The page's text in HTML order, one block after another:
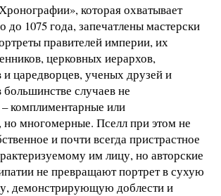
которая охватывает
до 1075 года, запечатлены мастерски
правителей империи, их
церковных иерархов,
и царедворцев, ученых друзей и
большинстве случаев не
комплиментарные или
но многомерные. Пселл при этом не
и почти всегда пристрастное
им лицу, но авторские
не превращают портрет в сухую
демонстрирующую доблести и